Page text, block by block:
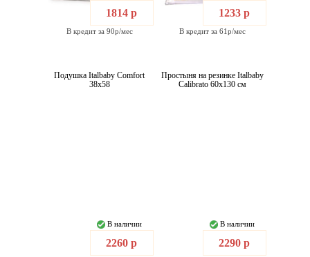
1814 р
В кредит за 90р/мес
1233 р
В кредит за 61р/мес
Подушка Italbaby Comfort
38x58
В наличии
2260 р
Простыня на резинке Italbaby
Calibrato 60x130 см
В наличии
2290 р